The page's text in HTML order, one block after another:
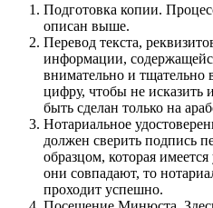
Подготовка копии.
описан выше.
Перевод текста,
информации,
внимательно и тщательно
цифру, чтобы не
быть сделан только на
Нотариальное
должен сверить подпись
образцом, которая
они совпадают, то
проходит успешно.